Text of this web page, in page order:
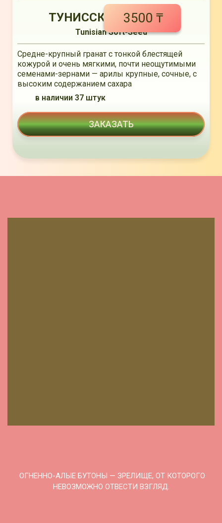
3500 ₸
ТУНИССКИЙ ГРАНАТ
Tunisian Soft-Seed
Средне-крупный гранат с тонкой блестящей
кожурой и очень мягкими, почти неощутимыми
семенами-зернами — арилы крупные, сочные, с
высоким содержанием сахара
в наличии 37 штук
ЗАКАЗАТЬ
ОГНЕННО-АЛЫЕ БУТОНЫ — ЗРЕЛИЩЕ, ОТ КОТОРОГО
НЕВОЗМОЖНО ОТВЕСТИ ВЗГЛЯД.